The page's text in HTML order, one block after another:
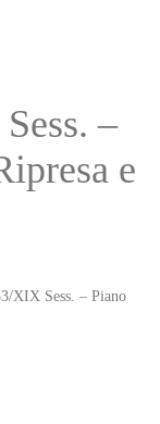
–
e
XIX Sess. – Piano